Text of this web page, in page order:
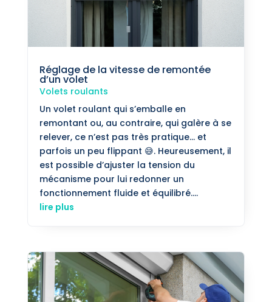
Réglage de la vitesse de remontée
d’un volet
Volets roulants
Un volet roulant qui s’emballe en
remontant ou, au contraire, qui galère à se
relever, ce n’est pas très pratique... et
parfois un peu flippant 😅. Heureusement, il
est possible d’ajuster la tension du
mécanisme pour lui redonner un
fonctionnement fluide et équilibré....
lire plus